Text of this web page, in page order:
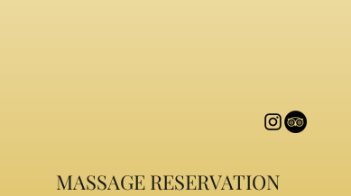
MASSAGE RESERVATION